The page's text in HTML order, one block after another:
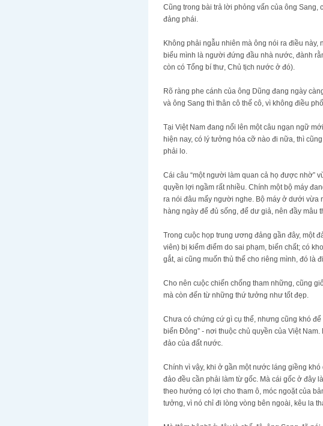
Cũng trong bài trả lời phỏng vấn của ông Sang,
đảng phái.
Không phải ngẫu nhiên mà ông nói ra điều
biểu mình là người đứng đầu nhà nước, đành
còn có Tổng bí thư, Chủ tịch nước ở đó).
Rõ ràng phe cánh của ông Dũng đang ngày
và ông Sang thì thân cô thế cô, vì không điều
Tại Việt Nam đang nổi lên một câu ngạn ngữ
hiện nay, có lý tưởng hóa cỡ nào đi nữa, thì
phải lo.
Cái câu “một người làm quan cả họ được nhờ”
quyền lợi ngầm rất nhiều. Chính một bộ máy
ra nói đâu mấy người nghe. Bộ máy ở dưới vừa
hàng ngày để đủ sống, để dư giả, nên đầy mâu
Trong cuộc họp trung ương đảng gần đây, một
viên) bị kiểm điểm do sai phạm, biến chất; có
gắt, ai cũng muốn thủ thế cho riêng mình, đó là
Cho nên cuộc chiến chống tham những, cũng
mà còn đến từ những thứ tưởng như tốt đẹp.
Chưa có chứng cứ gì cụ thể, nhưng cũng khó
biển Đông” - nơi thuộc chủ quyền của Việt
đảo của đất nước.
Chính vì vậy, khi ở gần một nước láng giềng
đảo đều cần phải làm từ gốc. Mà cái gốc ở đây
theo hướng có lợi cho tham ô, móc ngoặt của
tưởng, vì nó chỉ đi lòng vòng bên ngoài, kêu la